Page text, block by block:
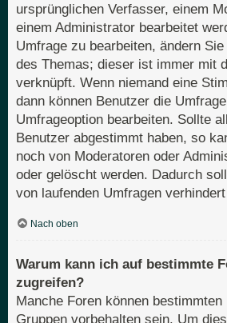
ursprünglichen Verfasser, einem
einem Administrator bearbeitet
Umfrage zu bearbeiten, ändern
des Themas; dieser ist immer mit
verknüpft. Wenn niemand eine
dann können Benutzer die
Umfrageoption bearbeiten. Sollte
Benutzer abgestimmt haben, so
noch von Moderatoren oder
oder gelöscht werden. Dadurch
von laufenden Umfragen
Nach oben
Warum kann ich auf bestimmte
zugreifen?
Manche Foren können
Gruppen vorbehalten sein. Um